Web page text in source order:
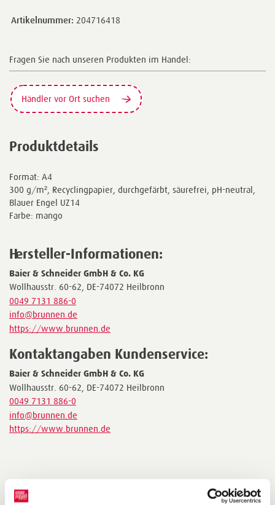
Artikelnummer: 204716418
Fragen Sie nach unseren Produkten im Handel:
Händler vor Ort suchen
Produktdetails
Format: A4
300 g/m², Recyclingpapier, durchgefärbt, säurefrei, pH-neutral,
Blauer Engel UZ14
Farbe: mango
Hersteller-Informationen:
Baier & Schneider GmbH & Co. KG
Wollhausstr. 60-62, DE-74072 Heilbronn
0049 7131 886-0
info@brunnen.de
https://www.brunnen.de
Kontaktangaben Kundenservice:
Baier & Schneider GmbH & Co. KG
Wollhausstr. 60-62, DE-74072 Heilbronn
0049 7131 886-0
info@brunnen.de
https://www.brunnen.de